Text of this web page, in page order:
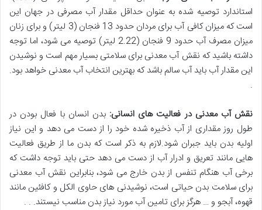
استاندارد توصیه شده به عنوان حداقل مقدار آب مصرفی در جهان این
است که میزان کافی آب برای مردان حدود 13 فنجان (3 لیتر) و برای زنان
میزان مصرف آب حدود 9 فنجان (2.22 لیتر) توصیه می شود، اما توجه
داشته باشید که نقش آب معدنی برای سلامتی بسیار مهم است و نوشیدن
این مقدار آب باید آب سالم باشد که بهترین انتخاب آب معدنی خواهد بود.
.
نقش آب معدنی در فعالیت های انسانی:بدن انسان با فعال بودن در
طول روز مقداری از آب ذخیره شده خود را از دست می دهد و این نیاز
اولیه بدن باید جبران شود.لازم به ذکر است که بدن ما از طریق فعالیت
هایی مانند تعریق و ادرار آب از دست می دهد حتی باید توجه داشت که
برخی آب هنگام تنفس از بدن خارج می شود، بنابراین نقش آب معدنی
برای سلامت بدن حیاتی است، نوشیدنی های حاوی الکل و کافئین مانند
قهوه، آبجو و … هرگز برای تامین آب مورد نیاز بدن مناسب نیستند. . .